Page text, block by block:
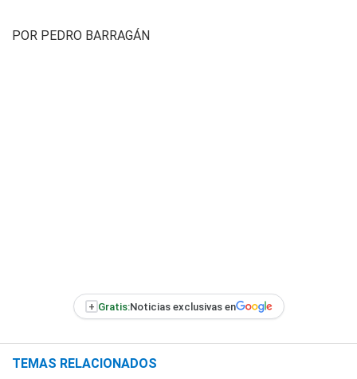
POR PEDRO BARRAGÁN
+ Gratis:Noticias exclusivas en
TEMAS RELACIONADOS